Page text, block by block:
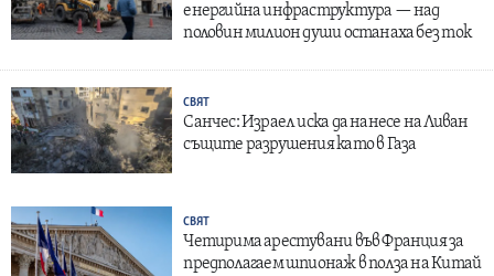
енергийна инфраструктура — над
половин милион души останаха без ток
СВЯТ
Санчес: Израел иска да нанесе на Ливан
същите разрушения като в Газа
СВЯТ
Четирима арестувани във Франция за
предполагаем шпионаж в полза на Китай